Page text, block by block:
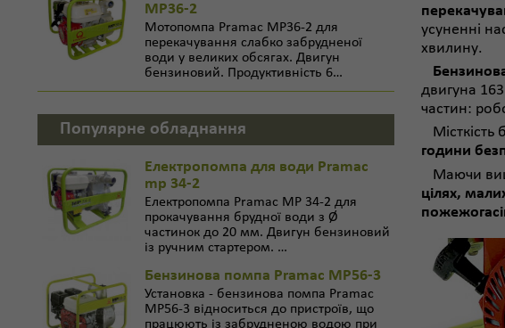
MP36-2
Мотопомпа Pramac MP36-2 для
перекачування слабко забрудненої
води у великих обсягах. Двигун
бензиновий. Продуктивність 6…
Популярне обладнання
Електропомпа для води Pramac
mp 34-2
Електропомпа Pramac MP 34-2 для
прокачування брудної води з Ø
частинок до 20 мм. Двигун бензиновий
із ручним стартером. …
Бензинова помпа Pramac MP56-3
Установка - бензинова помпа Pramac
MP56-3 відноситься до пристроїв, що
працюють із забрудненою водою при
усуненні
хвилину.
двигуна
частин:
години
Маючи
цілях,